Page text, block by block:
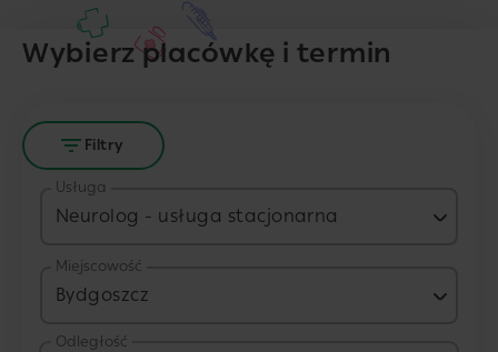
Wybierz placówkę i termin
Filtry
Usługa
Neurolog - usługa stacjonarna
Miejscowość
Bydgoszcz
Odległość